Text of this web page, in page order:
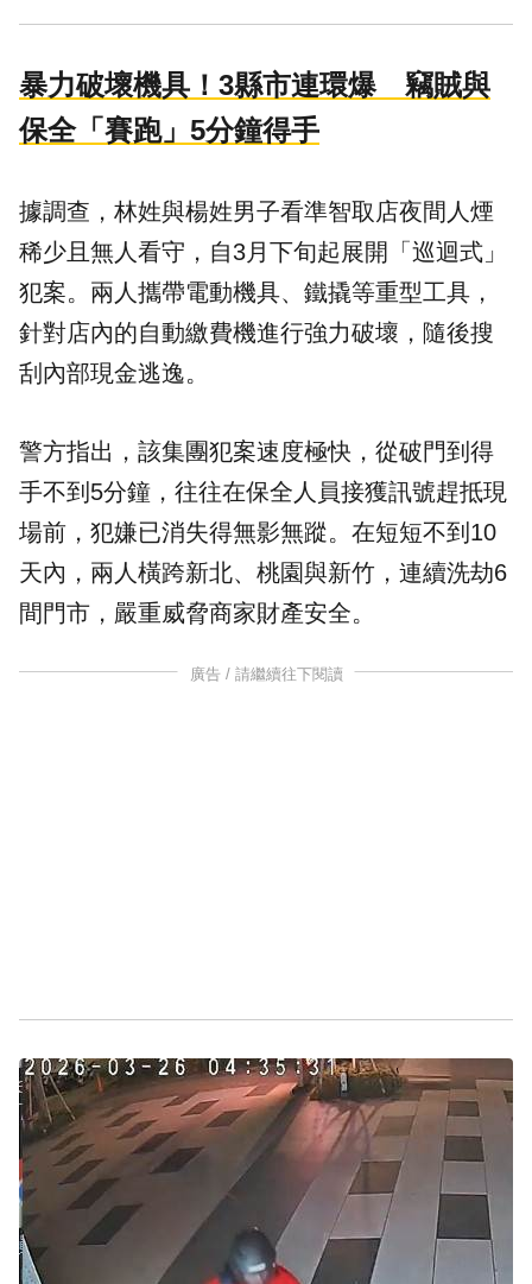
暴力破壞機具！3縣市連環爆 竊賊與
保全「賽跑」5分鐘得手
據調查，林姓與楊姓男子看準智取店夜間人煙
稀少且無人看守，自3月下旬起展開「巡迴式」
犯案。兩人攜帶電動機具、鐵撬等重型工具，
針對店內的自動繳費機進行強力破壞，隨後搜
刮內部現金逃逸。
警方指出，該集團犯案速度極快，從破門到得
手不到5分鐘，往往在保全人員接獲訊號趕抵現
場前，犯嫌已消失得無影無蹤。在短短不到10
天內，兩人橫跨新北、桃園與新竹，連續洗劫6
間門市，嚴重威脅商家財產安全。
廣告 / 請繼續往下閱讀